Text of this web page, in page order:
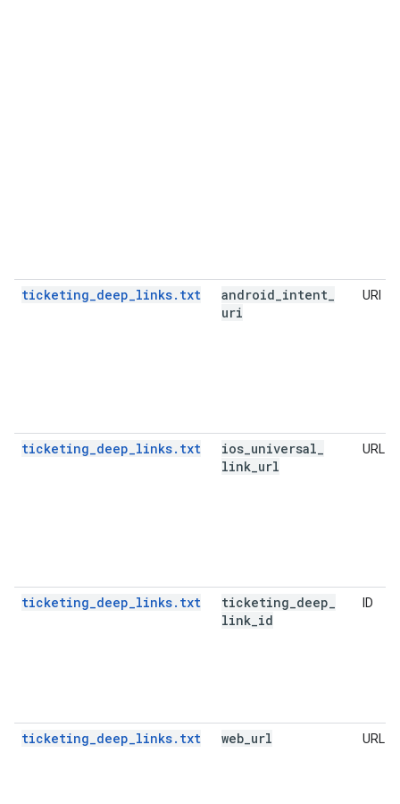
ticketing_deep_links.txt android intent
uri
URI
ticketing_deep_links.txt ios universal
link url
URL
ticketing_deep_links.txt ticketing deep
link id
ID
ticketing_deep_links.txt web url URL